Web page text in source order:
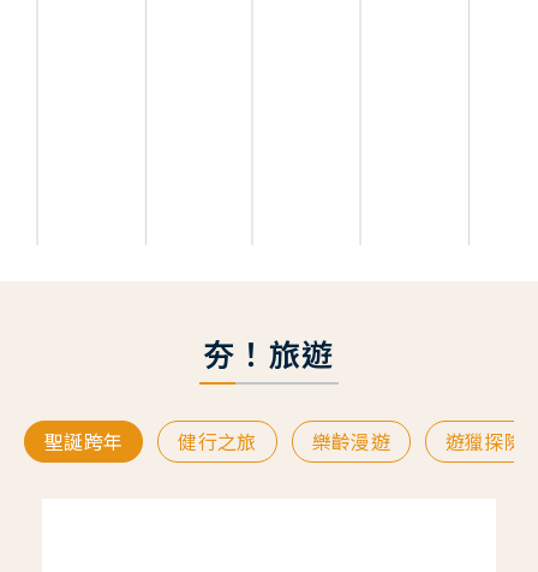
夯！旅遊
聖誕跨年 健行之旅 樂齡漫遊 遊獵探險